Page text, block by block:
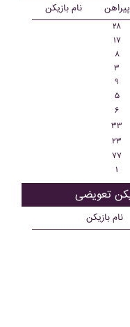
نام بازیکن پیراهن
۲۸
۱۷
۸
۳
۹
۵
۶
۳۳
۲۳
۷۷
۱
نام بازیکن